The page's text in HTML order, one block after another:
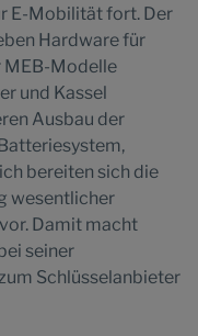
E-Mobilität fort. Der
Hardware für
MEB-Modelle
und Kassel
Ausbau der
bereiten sich die
wesentlicher
Damit macht
seiner
Schlüsselanbieter